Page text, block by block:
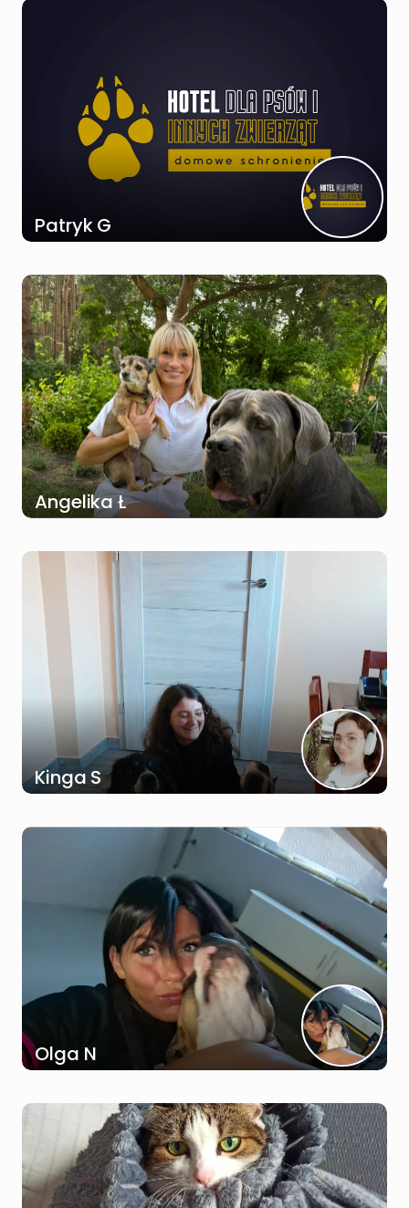
Patryk G
Angelika Ł
Kinga S
Olga N